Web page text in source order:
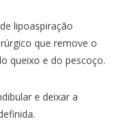
lipoaspiração
que remove o
queixo e do pescoço.
e deixar a